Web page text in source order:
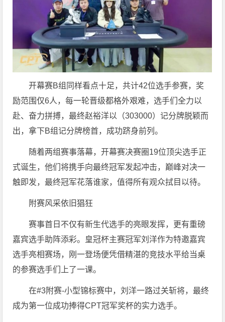
开幕赛B组同样看点十足，共计42位选手参赛，奖
励范围仅6人，每一轮晋级都格外艰难，选手们全力以
赴、奋力拼搏，最终赵裕洋以（303000）记分牌脱颖而
出，拿下B组记分牌榜首，成功跻身前列。
随着两组赛事落幕，开幕赛决赛圈19位顶尖选手正
式诞生，他们将携手向最终冠军发起冲击，巅峰对决一
触即发，最终冠军花落谁家，值得所有观众拭目以待。
附赛风采依旧猖狂
赛事首日不仅有新生代选手的亮眼发挥，更有重磅
嘉宾选手助阵添彩。皇冠杯主赛冠军刘洋作为特邀嘉宾
选手亮相赛场，刚一登场便凭借精湛的竞技水平给当桌
的参赛选手们上了一课。
在#3附赛-小型锦标赛中，刘洋一路过关斩将，最终
成为第一位成功捧得CPT冠军奖杯的实力选手。